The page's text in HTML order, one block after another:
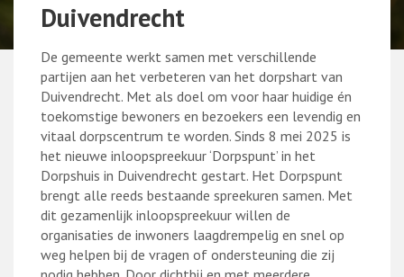
Duivendrecht
De gemeente werkt samen met verschillende
partijen aan het verbeteren van het dorpshart van
Duivendrecht. Met als doel om voor haar huidige én
toekomstige bewoners en bezoekers een levendig en
vitaal dorpscentrum te worden. Sinds 8 mei 2025 is
het nieuwe inloopspreekuur ‘Dorpspunt’ in het
Dorpshuis in Duivendrecht gestart. Het Dorpspunt
brengt alle reeds bestaande spreekuren samen. Met
dit gezamenlijk inloopspreekuur willen de
organisaties de inwoners laagdrempelig en snel op
weg helpen bij de vragen of ondersteuning die zij